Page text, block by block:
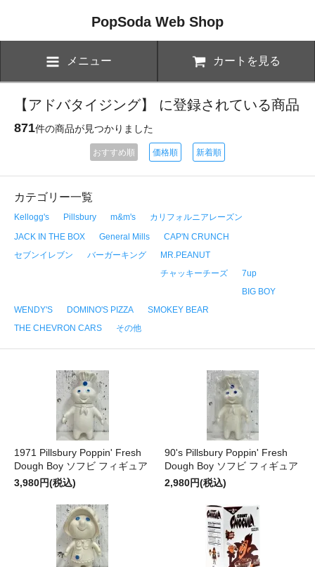
PopSoda Web Shop
メニュー カートを見る
【アドバタイジング】 に登録されている商品
871件の商品が見つかりました
おすすめ順 価格順 新着順
カテゴリー一覧
Kellogg's Pillsbury m&m's
カリフォルニアレーズン
JACK IN THE BOX
General Mills
CAP'N CRUNCH
セブンイレブン
バーガーキング
MR.PEANUT
チャッキーチーズ
7up
BIG BOY
WENDY'S
DOMINO'S PIZZA
SMOKEY BEAR
THE CHEVRON CARS
その他
1971 Pillsbury Poppin' Fresh
Dough Boy ソフビ フィギュア
3,980円(税込)
90's Pillsbury Poppin' Fresh
Dough Boy ソフビ フィギュア
2,980円(税込)